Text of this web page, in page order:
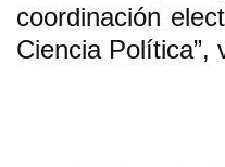
coordinación
Ciencia Política”,